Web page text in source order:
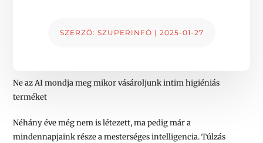
SZERZŐ: SZUPERINFÓ | 2025-01-27
Ne az AI mondja meg mikor vásároljunk intim higiéniás
terméket
Néhány éve még nem is létezett, ma pedig már a
mindennapjaink része a mesterséges intelligencia. Túlzás